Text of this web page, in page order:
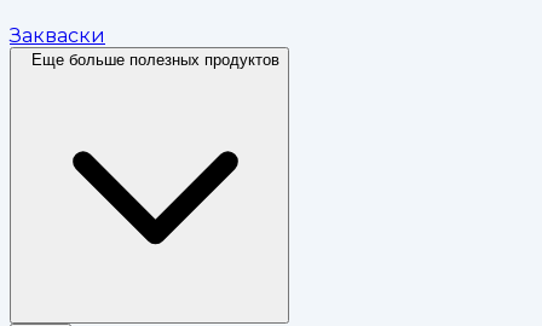
Закваски
Еще больше полезных продуктов